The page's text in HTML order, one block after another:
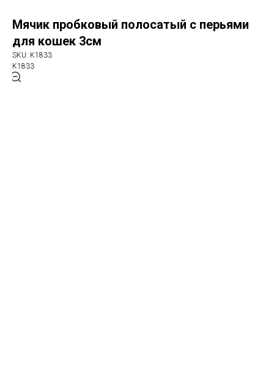
Мячик пробковый полосатый с перьями
для кошек 3см
SKU: K1833
K1833